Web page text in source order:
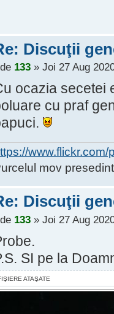
Discuţii
de 133» Joi 27 Aug
ocazia secetei
cu praf
mov
Discuţii
de 133» Joi 27 Aug
SI pe la
ATAŞATE